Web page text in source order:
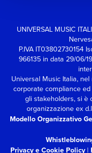
UNIVERSAL MUSIC
P.IVA IT03802730154
966135 in data 29/06/
Universal Music Italia,
corporate compliance
gli stakeholders,si è
organizzazione ex
Modello Organizzativo
Privacy e Cookie Policy|